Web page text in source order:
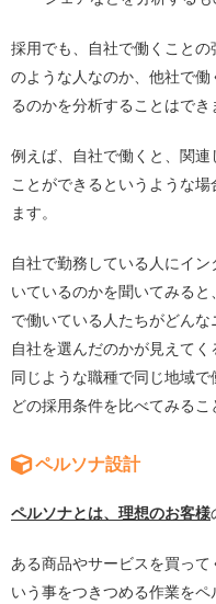
採用でも、自社で働くこと
のような人なのか、他社で
るのかを分析することはでき
例えば、自社で働くと、関
ことができるというような
ます。
自社で勤務している人にイ
いているのかを聞いてみる
で働いている人たちがどん
自社を選んだのかが見えてく
同じような職種で同じ地域
どの採用条件を比べてみるこ
ペルソナ設計
ペルソナとは、理想のお客様
ある商品やサービスを買っ
いう事をつきつめる作業をペ